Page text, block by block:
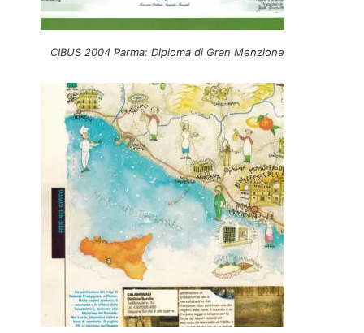
CIBUS 2004 Parma: Diploma di Gran Menzione